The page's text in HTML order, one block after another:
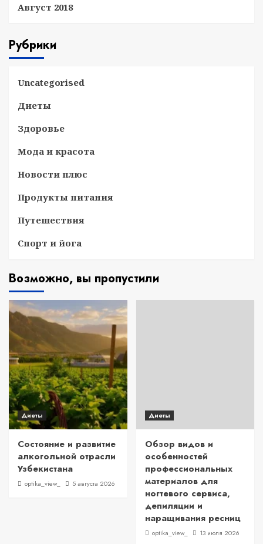
Август 2018
Рубрики
Uncategorised
Диеты
Здоровье
Мода и красота
Новости плюс
Продукты питания
Путешествия
Спорт и йога
Возможно, вы пропустили
Диеты
Состояние и развитие
алкогольной отрасли
Узбекистана
optika_view_ 5 августа 2026
Диеты
Обзор видов и
особенностей
профессиональных
материалов для
ногтевого сервиса,
депиляции и
наращивания ресниц
optika_view_ 13 июля 2026